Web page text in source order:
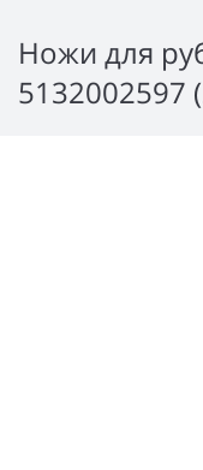
Ножи для
5132002597